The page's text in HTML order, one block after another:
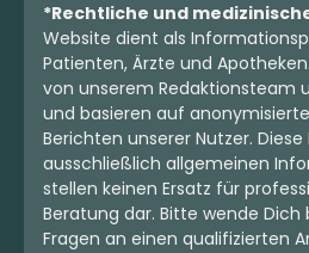
*Rechtliche und
Website dient als
Patienten, Ärzte und
von unserem Redaktionsteam
und basieren auf
Berichten unserer Nutzer.
ausschließlich allgemeinen
stellen keinen Ersatz für
Beratung dar. Bitte wende
Fragen an einen qualifizierten